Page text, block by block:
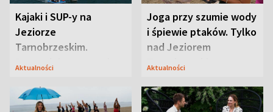
Kajaki i SUP-y na
Jeziorze
Tarnobrzeskim.
Przyrodnicy zwracają
Aktualności
Joga przy szumie wody
i śpiewie ptaków. Tylko
nad Jeziorem
Tarnobrzeskim
Aktualności